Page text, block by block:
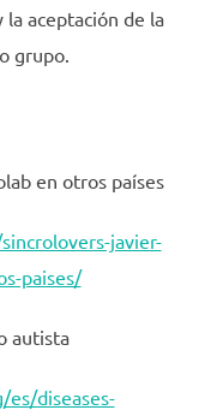
la aceptación de la
grupo.
en otros países
javier-
paises/
autista
diseases-